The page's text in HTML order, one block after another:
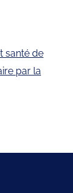
santé de
par la